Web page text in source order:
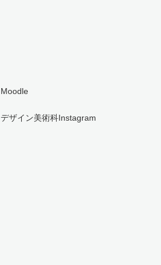
Moodle
デザイン美術科Instagram